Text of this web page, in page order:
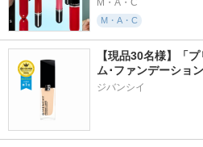
M・A・C
M・A・C
【現品30名様】「
ジバンシイ